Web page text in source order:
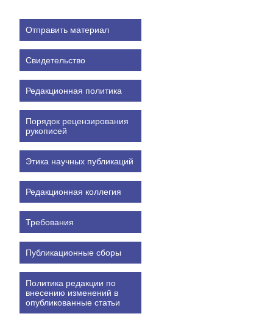
Отправить материал
Свидетельство
Редакционная политика
Порядок рецензирования
рукописей
Этика научных публикаций
Редакционная коллегия
Требования
Публикационные сборы
Политика редакции по
внесению изменений в
опубликованные статьи